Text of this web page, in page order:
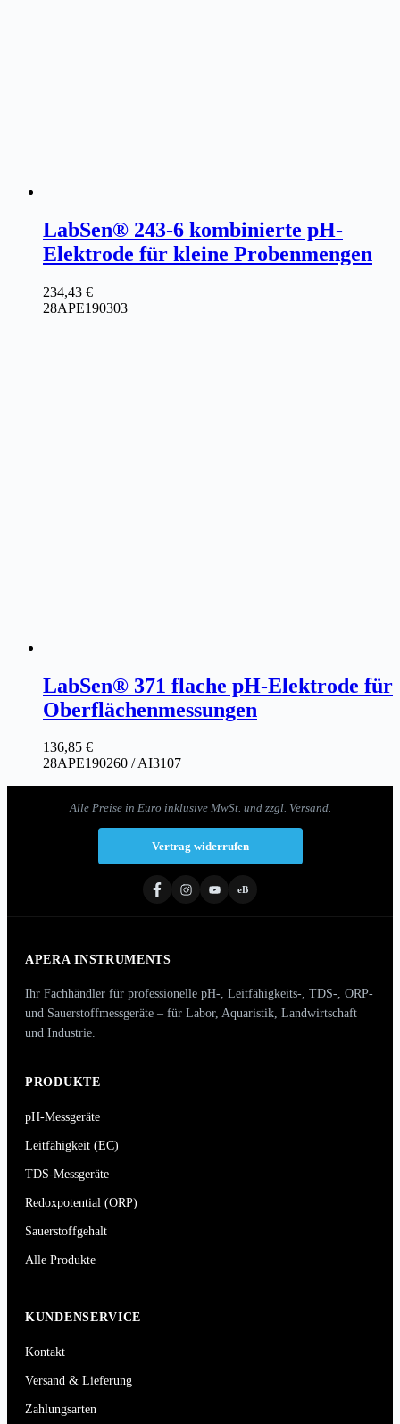
LabSen® 243-6 kombinierte pH-
Elektrode für kleine Probenmengen
234,43 €
28APE190303
LabSen® 371 flache pH-Elektrode für
Oberflächenmessungen
136,85 €
28APE190260 / AI3107
Alle Preise in Euro inklusive MwSt. und zzgl. Versand.
Vertrag widerrufen
eB
APERA INSTRUMENTS
Ihr Fachhändler für professionelle pH-, Leitfähigkeits-, TDS-, ORP-
und Sauerstoffmessgeräte – für Labor, Aquaristik, Landwirtschaft
und Industrie.
PRODUKTE
pH-Messgeräte
Leitfähigkeit (EC)
TDS-Messgeräte
Redoxpotential (ORP)
Sauerstoffgehalt
Alle Produkte
KUNDENSERVICE
Kontakt
Versand & Lieferung
Zahlungsarten